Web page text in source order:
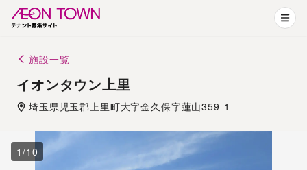
施設一覧
イオンタウン上里
埼玉県児玉郡上里町大字金久保字蓮山359-1
1 /10